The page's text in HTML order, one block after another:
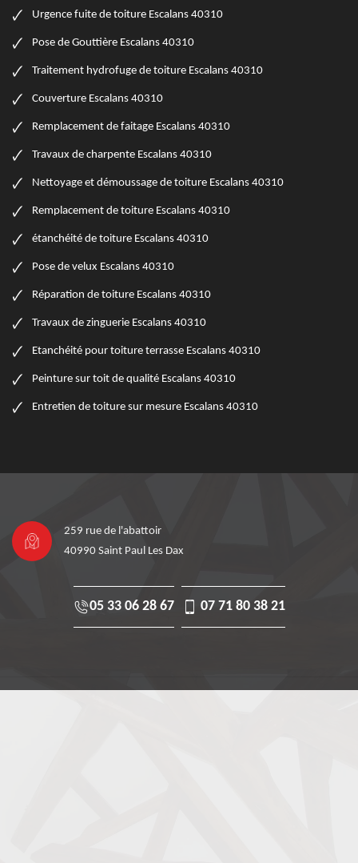
Urgence fuite de toiture Escalans 40310
Pose de Gouttière Escalans 40310
Traitement hydrofuge de toiture Escalans 40310
Couverture Escalans 40310
Remplacement de faitage Escalans 40310
Travaux de charpente Escalans 40310
Nettoyage et démoussage de toiture Escalans 40310
Remplacement de toiture Escalans 40310
étanchéité de toiture Escalans 40310
Pose de velux Escalans 40310
Réparation de toiture Escalans 40310
Travaux de zinguerie Escalans 40310
Etanchéité pour toiture terrasse Escalans 40310
Peinture sur toit de qualité Escalans 40310
Entretien de toiture sur mesure Escalans 40310
259 rue de l'abattoir
40990 Saint Paul Les Dax
05 33 06 28 67 07 71 80 38 21